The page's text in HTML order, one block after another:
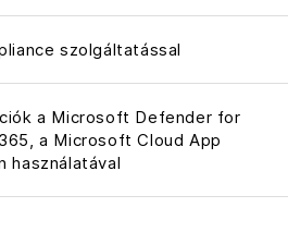
szolgáltatással
a Microsoft Defender for
a Microsoft Cloud App
használatával